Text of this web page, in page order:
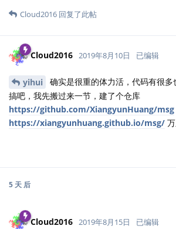
Cloud2016 回复了此帖
Cloud2016 2019年8月10日 已编辑
yihui
确实是很重的体力活，代码有很
搞吧，我先搬过来一节，建了个仓库
https://github.com/XiangyunHuang/msg
https://xiangyunhuang.github.io/msg/
5 天后
Cloud2016 2019年8月15日 已编辑